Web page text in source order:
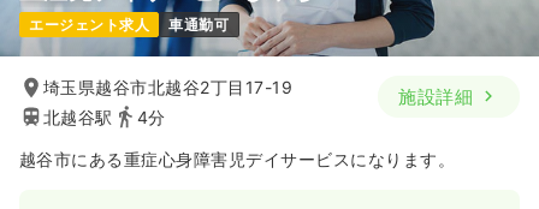
エージェント求人 車通勤可
埼玉県越谷市北越谷2丁目17-19
北越谷駅
4分
施設詳細
越谷市にある重症心身障害児デイサービスになります。